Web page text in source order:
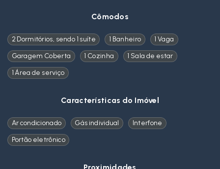
Cômodos
2 Dormitórios, sendo 1 suíte 1 Banheiro
1 Vaga
Garagem Coberta
1 Cozinha
1 Sala de estar
1 Área de serviço
Características do Imóvel
Ar condicionado Gás individual
Interfone
Portão eletrônico